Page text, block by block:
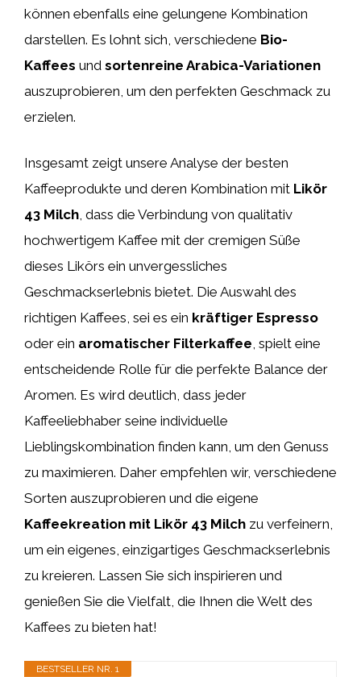
können ebenfalls eine gelungene Kombination
darstellen. Es lohnt sich, verschiedene Bio-
Kaffees und sortenreine Arabica-Variationen
auszuprobieren, um den perfekten Geschmack zu
erzielen.
Insgesamt zeigt unsere Analyse der besten
Kaffeeprodukte und deren Kombination mit Likör
43 Milch, dass die Verbindung von qualitativ
hochwertigem Kaffee mit der cremigen Süße
dieses Likörs ein unvergessliches
Geschmackserlebnis bietet. Die Auswahl des
richtigen Kaffees, sei es ein kräftiger Espresso
oder ein aromatischer Filterkaffee, spielt eine
entscheidende Rolle für die perfekte Balance der
Aromen. Es wird deutlich, dass jeder
Kaffeeliebhaber seine individuelle
Lieblingskombination finden kann, um den Genuss
zu maximieren. Daher empfehlen wir, verschiedene
Sorten auszuprobieren und die eigene
Kaffeekreation mit Likör 43 Milch zu verfeinern,
um ein eigenes, einzigartiges Geschmackserlebnis
zu kreieren. Lassen Sie sich inspirieren und
genießen Sie die Vielfalt, die Ihnen die Welt des
Kaffees zu bieten hat!
BESTSELLER NR. 1